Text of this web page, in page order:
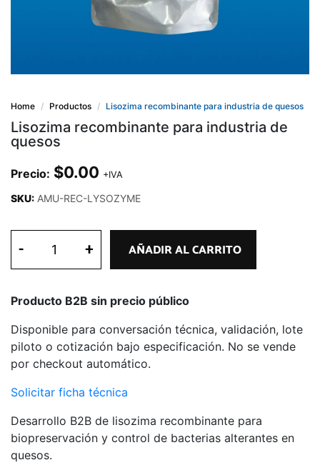
Home Productos Lisozima recombinante para industria de quesos
Lisozima recombinante para industria de
quesos
Precio: $0.00 +IVA
SKU: AMU-REC-LYSOZYME
- + AÑADIR AL CARRITO
Producto B2B sin precio público
Disponible para conversación técnica, validación, lote
piloto o cotización bajo especificación. No se vende
por checkout automático.
Solicitar ficha técnica
Desarrollo B2B de lisozima recombinante para
biopreservación y control de bacterias alterantes en
quesos.